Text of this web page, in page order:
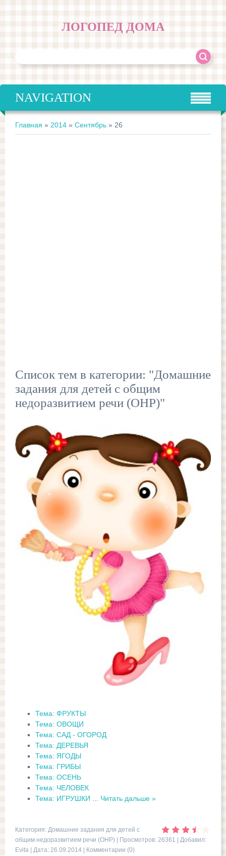
ЛОГОПЕД ДОМА
NAVIGATION
Главная » 2014 » Сентябрь » 26
Список тем в категории: "Домашние
задания для детей с общим
недоразвитием речи (ОНР)"
Тема: ФРУКТЫ
Тема: ОВОЩИ
Тема: САД - ОГОРОД
Тема: ДЕРЕВЬЯ
Тема: ЯГОДЫ
Тема: ГРИБЫ
Тема: ОСЕНЬ
Тема: ЧЕЛОВЕК
Тема: ИГРУШКИ
Читать дальше »
Категория: Домашние задания для детей с
общим недоразвитием речи (ОНР) | Просмотров: 26361 | Добавил:
Evita | Дата: 26.09.2014 | Комментарии (0)